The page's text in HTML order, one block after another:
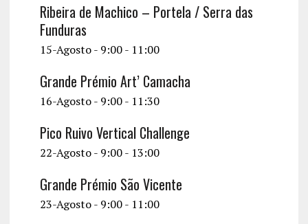
Ribeira de Machico – Portela / Serra das
Funduras
15-Agosto - 9:00- 11:00
Grande Prémio Art’ Camacha
16-Agosto - 9:00- 11:30
Pico Ruivo Vertical Challenge
22-Agosto - 9:00- 13:00
Grande Prémio São Vicente
23-Agosto - 9:00- 11:00